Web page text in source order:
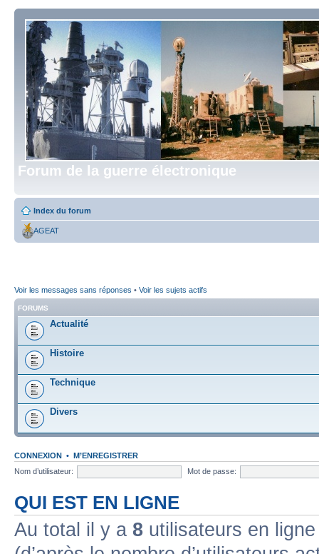
Forum de la guerre électronique
Index du forum
AGEAT
Voir les messages sans réponses • Voir les sujets actifs
FORUMS
Actualité
Histoire
Technique
Divers
CONNEXION • M’ENREGISTRER
Nom d’utilisateur:
Mot de passe:
QUI EST EN LIGNE
Au total il y a 8 utilisateurs en